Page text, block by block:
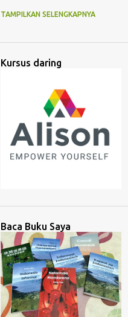
ARTIFISIAL
ASIA SELATAN
ASIA TENGAH ASIA TENGGARA
ASIA TIMUR ASING ASOSIASI
BANGLADESH BANTU BANTUAN
BARAT BATAK BATAN
BATANES BAYBAYIN BELAJAR
BELANDA BERBICARA BICARA
TAMPILKAN SELENGKAPNYA
Kursus daring
Baca Buku Saya